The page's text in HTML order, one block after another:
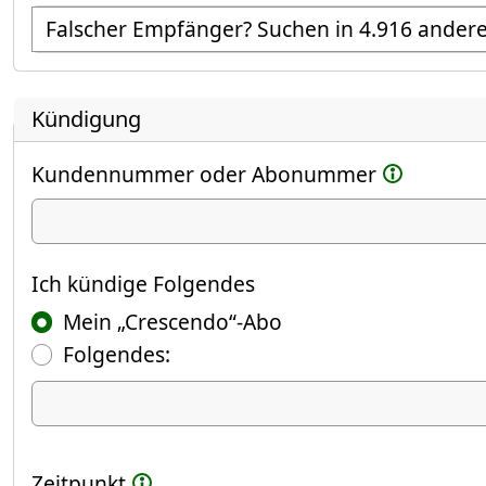
Empfänger suchen
Kündigung
Kundennummer oder Abonummer
Ich kündige
Ich kündige Folgendes
Mein „Crescendo“-Abo
Folgendes:
Ich kündige Folgendes